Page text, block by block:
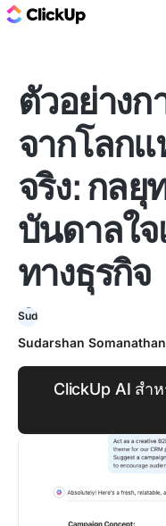
ตัวอย่างก
จากโลก
จริง: กลยุ
บันดาลใจ
ทางธุรกิจ
Sudarshan Somanathan
ClickUp AI สำ